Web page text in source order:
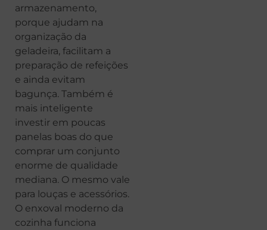
armazenamento,
porque ajudam na
organização da
geladeira, facilitam a
preparação de refeições
e ainda evitam
bagunça. Também é
mais inteligente
investir em poucas
panelas boas do que
comprar um conjunto
enorme de qualidade
mediana. O mesmo vale
para louças e acessórios.
O enxoval moderno da
cozinha funciona